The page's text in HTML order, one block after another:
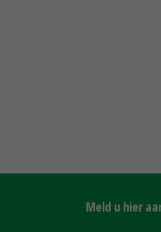
Meld u hier